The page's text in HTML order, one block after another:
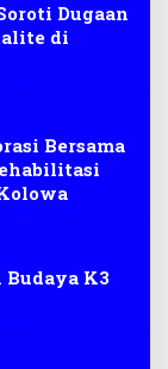
Dugaan
di
Bersama
K3